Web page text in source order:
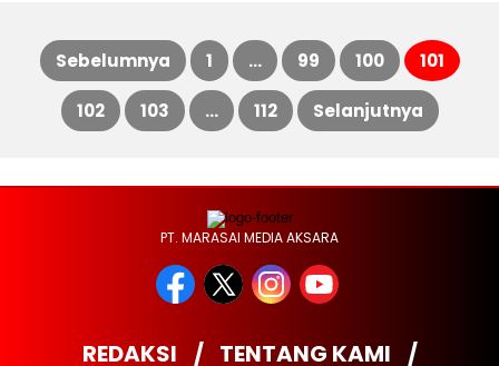
Paginasi
Sebelumnya 1 … 99 100 101
102 103 … 112 Selanjutnya
PT. MARASAI MEDIA AKSARA
REDAKSI TENTANG KAMI